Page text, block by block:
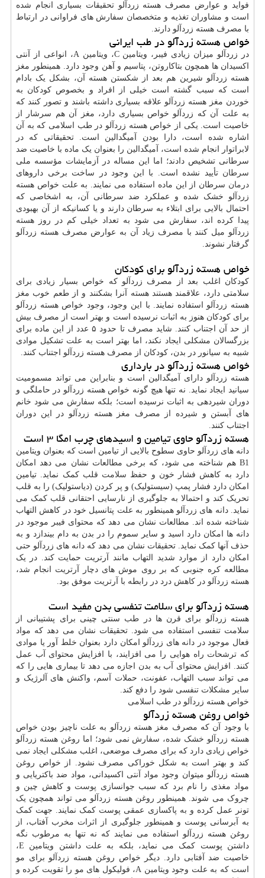
فواید و عوارض مصرف هسته زردآلو تحقیقات بسیاری انجام شده
است و مشاوران تغذیه و متخصصان سفارش های فراوانی در ارتباط
با مصرف هسته زردآلو دارند.
خواص هسته زردآلو در طب ایرانی
در زردآلو میزان زیادی فیبر، ویتامین C، ویتامین A، انواعی از آنتی
اکسیدان ها همچون بتاکاروتن، پتاسیم و آهن وجود دارد. همینطور مغز
هسته زردآلو شیرین هم بعد از شکستن هسته آن، بشکل یک بادام
است که سبب گشته است خیلی از افراد و بخصوص کودکان به
خوردن مغز هسته زردآلو علاقه بسیاری داشته باشند و تصور کنند که
به علت آن که زردآلو خواص بسیاری دارد، مغز آن هم سرشار از
خاصیت است. یکی از خواص هسته زردآلو در طب اسلامی که به آن
اشاره شده است، دارا بودن آمیگدالین است. تحقیقاتی که در
لابراتوار انجام شده است، آمیگدالین را بعنوان یک ماده با خاصیت ضد
سرطانی تشخیص دادند؛ اما این مساله در آزمایشات مؤسسه ملی
سرطان تأیید نشده است. با این وجود در ساخت برخی داروهای
درمان سرطان از این ماده استفاده می نمایند. به علت خواص هسته
زردآلو خشک شده و عملکرد ضد سرطانی آن، به اشخاصی که
احتمال بالایی برای ابتلاء به سرطان دارند و یا کسانیکه از آن بهبودی
پیدا کرده اند، سفارش می شود به تعداد خیلی کم در روز هسته
زردآلو میل کنند با مصرف زیاد آن به عوارض مصرف هسته زردآلو
گرفتار نشوند.
خواص هسته زردآلو برای کودکان
کودکان اغلب بعد از مصرف زردآلو که خواص بسیار زیادی برای
سلامتی دارد، علاقمند هستند هسته آنرا بشکنند و از طعم خوب مغز
هسته زردآلو استفاده نمایند. با این وجود، وجود خواص هسته زردآلو
برای کودکان هنوز به اثبات نرسیده است و بهتر است از مصرف بیش
از حد آن اجتناب کنند. شاید مصرف تا حدود ۵ عدد از این ماده برای
بزرگسالان مشکلی ایجاد نکند، اما بهتر است به علت تشکیل موادی
شبیه به سیانور در بدن، کودکان از مصرف هسته زردآلو اجتناب کنند.
خواص هسته زردآلو در بارداری
هسته زردآلو دارای آمیگدالین است و بنابراین می تواند مسمومیت
سیانید ایجاد نماید. نه تنها هیچ گونه خواص هسته زردآلو در حاملگی و
دوران شیردهی به اثبات نرسیده است؛ بلکه سفارش می شود خانم
های آبستن و شیرده از مصرف مغز هسته زردآلو در این دوران
اجتناب کنند.
هسته زردآلو حاوی تیامین و اسیدهای چرب امگا ۳ است
دانه های زردآلو حاوی سطوح بالایی از تیامین است که بعنوان ویتامین
B1 هم شناخته می شود، که برخی مطالعات نشان می دهد امکان
دارد به کاهش فشار خون و حفظ سلامت قلب کمک نماید. تیامین
امکان دارد فشار پمپ (سیستولیک) و پر کردن (دیاستولیک) را به قلب
تحریک کند و احتمالا به جلوگیری از نارسایی احتقانی قلب کمک می
نماید. دانه های زردآلو همینطور به علت پتانسیل خود در کاهش التهاب
شناخته شده اند. مطالعات نشان می دهد که محتوای فیبر موجود در
دانه ها امکان دارد اسید و سایر سموم را در بدن به دام بیندازد و به
حذف آنها کمک نماید. تحقیقات نشان می دهد که دانه های زردآلو حتی
امکان دارد از موارد شدید التهاب مانند آرتریت حمایت کند. در یک
مطالعه کره جنوبی که بر روی موش های دچار آرتریت انجام شد،
هسته زردآلو در کاهش درد در رابطه با آرتریت موفق بود.
هسته زردآلو برای سلامت تنفسی بدن مفید است
هسته زردآلو برای قرن ها در طب سنتی چینی برای پشتیبانی از
سلامت تنفسی استفاده می شود. تحقیقات نشان می دهد که مواد
فعال موجود در دانه های زردآلو امکان دارد بعنوان خلط آور یا موادی
که ترشحات راه هوایی را می افزایند، با افزایش محتوای آب عمل
کنند. افزایش محتوای آب به بدن اجازه می دهد تا بیماری هایی را که
می تواند سبب التهاب، عفونت، حملات آسم، واکنش های آلرژیک و
سایر مشکلات تنفسی شود را دفع کند.
خواص هسته زردآلو در طب اسلامی
خواص روغن هسته زردآلو
با وجود آن که مصرف مغز هسته زردآلو به علت ناچیز بودن خواص
هسته زردآلو خشک شده، سفارش نمی شود؛ اما روغن هسته زردآلو
خواص زیادی دارد که برای مصرف موضعی، اغلب مشکلی ایجاد نمی
کند و بهتر است به شکل خوراکی مصرف نشود. از خواص روغن
هسته زردآلو میتوان وجود مواد آنتی اکسیدانی، مواد ضد باکتریایی و
مواد مغذی را نام برد که سبب جوانسازی پوست و کاهش چین و
چروک می شوند. همینطور روغن هسته زردآلو می تواند همچون یک
تونر عمل کرده و به پاکسازی عمقی پوست کمک نمایند. جهت کمک
به آبرسانی پوست و همینطور جلوگیری از اثرات مخرب آفتاب، از
روغن هسته زردآلو استفاده می نمایند که نه تنها به مرطوب نگه
داشتن پوست کمک می نماید، بلکه به علت داشتن ویتامین E،
خاصیت ضد آفتابی دارد. دیگر خواص روغن هسته زردآلو برای مو
است که به علت وجود ویتامین A، فولیکول های مو را تقویت کرده و